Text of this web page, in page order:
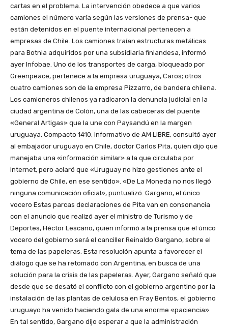
cartas en el problema. La intervención obedece a que varios
camiones ­el número varía según las versiones de prensa- que
están detenidos en el puente internacional pertenecen a
empresas de Chile. Los camiones traían estructuras metálicas
para Botnia adquiridos por una subsidiaria finlandesa, informó
ayer Infobae. Uno de los transportes de carga, bloqueado por
Greenpeace, pertenece a la empresa uruguaya, Caros; otros
cuatro camiones son de la empresa Pizzarro, de bandera chilena.
Los camioneros chilenos ya radicaron la denuncia judicial en la
ciudad argentina de Colón, una de las cabeceras del puente
«General Artigas» que la une con Paysandú en la margen
uruguaya. Compacto 1410, informativo de AM LIBRE, consultó ayer
al embajador uruguayo en Chile, doctor Carlos Pita, quien dijo que
manejaba una «información similar» a la que circulaba por
Internet, pero aclaró que «Uruguay no hizo gestiones ante el
gobierno de Chile, en ese sentido». «De La Moneda no nos llegó
ninguna comunicación oficial», puntualizó. Gargano, el único
vocero Estas parcas declaraciones de Pita van en consonancia
con el anuncio que realizó ayer el ministro de Turismo y de
Deportes, Héctor Lescano, quien informó a la prensa que el único
vocero del gobierno será el canciller Reinaldo Gargano, sobre el
tema de las papeleras. Esta resolución apunta a favorecer el
diálogo que se ha retomado con Argentina, en busca de una
solución para la crisis de las papeleras. Ayer, Gargano señaló que
desde que se desató el conflicto con el gobierno argentino por la
instalación de las plantas de celulosa en Fray Bentos, el gobierno
uruguayo ha venido haciendo gala de una enorme «paciencia».
En tal sentido, Gargano dijo esperar a que la administración